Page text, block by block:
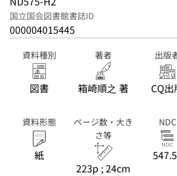
国立国会図書館書誌ID
000004015445
資料種別
図書
著者
箱崎順之 著
出版
CQ出
資料形態
紙
ページ数・大き
さ等
223p ; 24cm
NDC